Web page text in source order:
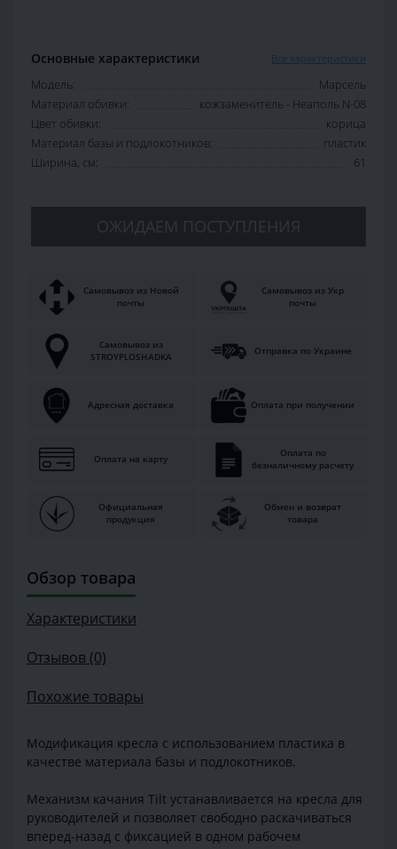
Основные характеристики Все характеристики
Модель:
Марсель
Материал обивки:
кожзаменитель - Неаполь N-08
Цвет обивки:
корица
Материал базы и подлокотников:
пластик
Ширина, см:
61
ОЖИДАЕМ ПОСТУПЛЕНИЯ
Самовывоз из Новой
почты
Самовывоз из Укр
почты
Самовывоз из
STROYPLOSHADKA
Отправка по Украине
Адресная доставка Оплата при получении
Оплата на карту
Оплата по
безналичному расчету
Официальная
продукция
Обмен и возврат
товара
Обзор товара
Характеристики
Отзывов (0)
Похожие товары
Модификация кресла с использованием пластика в
качестве материала базы и подлокотников.
Механизм качания Tilt устанавливается на кресла для
руководителей и позволяет свободно раскачиваться
вперед-назад с фиксацией в одном рабочем